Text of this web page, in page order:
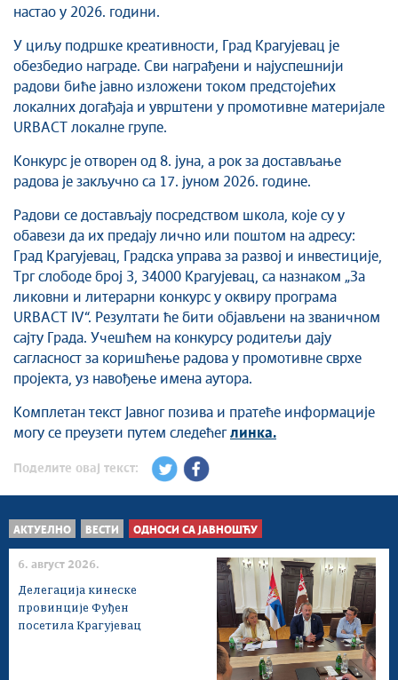
Образовање
саобраћаја
Људска и мањинска права
настао у 2026. години.
У циљу подршке креативности, Град Крагујевац је
обезбедио награде. Сви награђени и најуспешнији
радови биће јавно изложени током предстојећих
локалних догађаја и уврштени у промотивне материјале
URBACT локалне групе.
Конкурс је отворен од 8. јуна, а рок за достављање
радова је закључно са 17. јуном 2026. године.
Радови се достављају посредством школа, које су у
обавези да их предају лично или поштом на адресу:
Град Крагујевац, Градска управа за развој и инвестиције,
Трг слободе број 3, 34000 Крагујевац, са назнаком „За
ликовни и литерарни конкурс у оквиру програма
URBACT IV“. Резултати ће бити објављени на званичном
сајту Града. Учешћем на конкурсу родитељи дају
сагласност за коришћење радова у промотивне сврхе
пројекта, уз навођење имена аутора.
Комплетан текст Јавног позива и пратеће информације
могу се преузети путем следећеглинка.
Поделите овај текст:
АКТУЕЛНО ВЕСТИ ОДНОСИ СА ЈАВНОШЋУ
6. август 2026.
Делегација кинеске
провинције Фуђен
посетила Крагујевац